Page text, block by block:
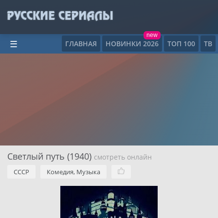
ГЛАВНАЯ НОВИНКИ 2026
new
ТОП 100 ТВ
☰
Светлый путь (1940) смотреть онлайн
СССР Комедия, Музыка